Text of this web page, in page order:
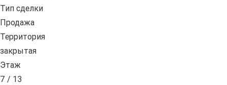
Тип сделки
Продажа
Территория
закрытая
Этаж
7 / 13